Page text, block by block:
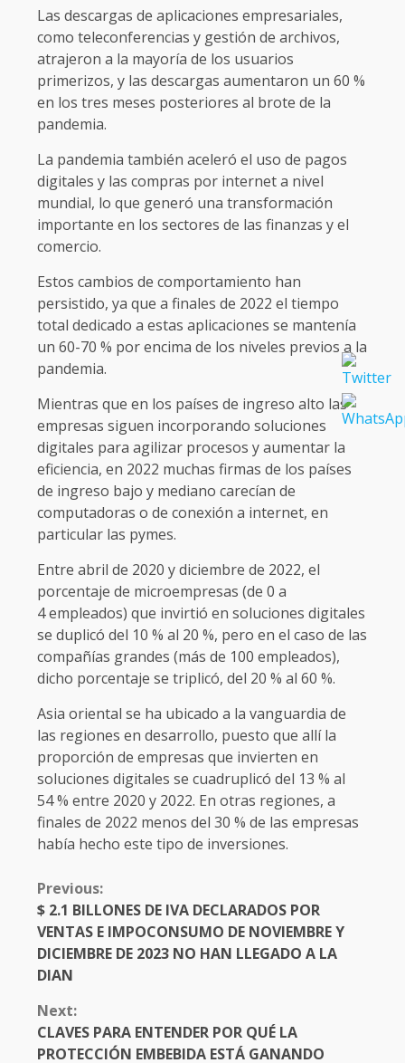
Las descargas de aplicaciones empresariales,
como teleconferencias y gestión de archivos,
atrajeron a la mayoría de los usuarios
primerizos, y las descargas aumentaron un 60 %
en los tres meses posteriores al brote de la
pandemia.
La pandemia también aceleró el uso de pagos
digitales y las compras por internet a nivel
mundial, lo que generó una transformación
importante en los sectores de las finanzas y el
comercio.
Estos cambios de comportamiento han
persistido, ya que a finales de 2022 el tiempo
total dedicado a estas aplicaciones se mantenía
un 60-70 % por encima de los niveles previos a la
pandemia.
Mientras que en los países de ingreso alto las
empresas siguen incorporando soluciones
digitales para agilizar procesos y aumentar la
eficiencia, en 2022 muchas firmas de los países
de ingreso bajo y mediano carecían de
computadoras o de conexión a internet, en
particular las pymes.
Entre abril de 2020 y diciembre de 2022, el
porcentaje de microempresas (de 0 a
4 empleados) que invirtió en soluciones digitales
se duplicó del 10 % al 20 %, pero en el caso de las
compañías grandes (más de 100 empleados),
dicho porcentaje se triplicó, del 20 % al 60 %.
Asia oriental se ha ubicado a la vanguardia de
las regiones en desarrollo, puesto que allí la
proporción de empresas que invierten en
soluciones digitales se cuadruplicó del 13 % al
54 % entre 2020 y 2022. En otras regiones, a
finales de 2022 menos del 30 % de las empresas
había hecho este tipo de inversiones.
CONTINUE
READING
Previous:
$ 2.1 BILLONES DE IVA DECLARADOS POR
VENTAS E IMPOCONSUMO DE NOVIEMBRE Y
DICIEMBRE DE 2023 NO HAN LLEGADO A LA
DIAN
Next:
CLAVES PARA ENTENDER POR QUÉ LA
PROTECCIÓN EMBEBIDA ESTÁ GANANDO